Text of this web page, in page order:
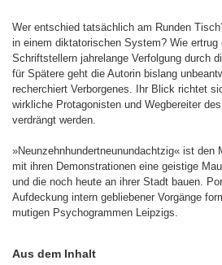
Wer entschied tatsächlich am Runden
in einem diktatorischen System? Wie ertrug
Schriftstellern jahrelange Verfolgung durch
für Spätere geht die Autorin bislang
recherchiert Verborgenes. Ihr Blick richtet
wirkliche Protagonisten und Wegbereiter
verdrängt werden.
»Neunzehnhundertneunundachtzig« ist den
mit ihren Demonstrationen eine geistige
und die noch heute an ihrer Stadt bauen.
Aufdeckung intern gebliebener Vorgänge
mutigen Psychogrammen Leipzigs.
Aus dem Inhalt